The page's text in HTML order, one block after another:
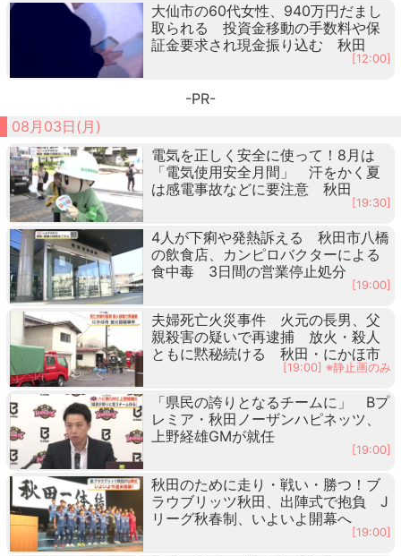
大仙市の60代女性、940万円だまし
取られる 投資金移動の手数料や保
証金要求され現金振り込む 秋田
[12:00]
-PR-
08月03日(月)
電気を正しく安全に使って！8月は
「電気使用安全月間」 汗をかく夏
は感電事故などに要注意 秋田
[19:30]
4人が下痢や発熱訴える 秋田市八橋
の飲食店、カンピロバクターによる
食中毒 3日間の営業停止処分
[19:00]
夫婦死亡火災事件 火元の長男、父
親殺害の疑いで再逮捕 放火・殺人
ともに黙秘続ける 秋田・にかほ市
[19:00] ※静止画のみ
「県民の誇りとなるチームに」 Bプ
レミア・秋田ノーザンハピネッツ、
上野経雄GMが就任
[19:00]
秋田のために走り・戦い・勝つ！ブ
ラウブリッツ秋田、出陣式で抱負 J
リーグ秋春制、いよいよ開幕へ
[19:00]